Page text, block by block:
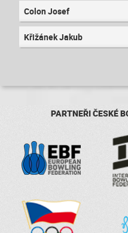
Colon Josef
Křižánek Jakub
PARTNEŘI ČESKÉ